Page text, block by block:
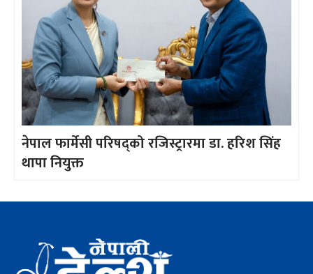
नेपाल फार्मेसी परिषद्को रजिस्ट्रारमा डा. हरिश सिंह
थापा नियुक्त